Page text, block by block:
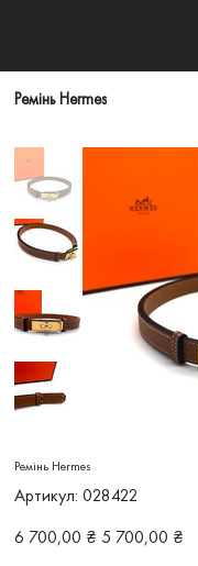
Ремінь Hermes
Ремінь Hermes
Артикул: Артикул
028422
028422
Звичайна
ціна
6 700,00 ₴
Ціна
зі
5 700,00 ₴